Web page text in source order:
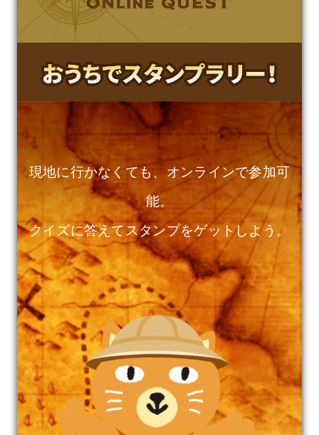
現地に行かなくても、オンラインで参加可
能。
クイズに答えてスタンプをゲットしよう。